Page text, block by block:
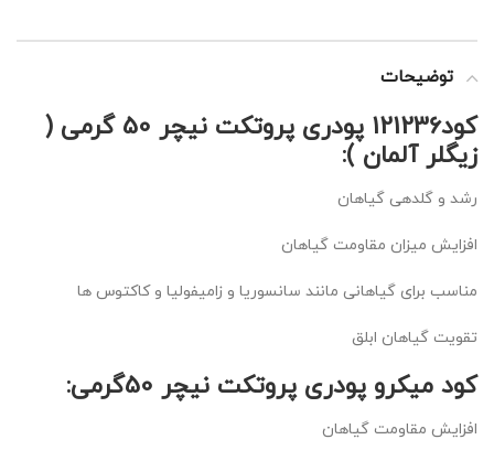
توضیحات
کود121236 پودری پروتکت نیچر 50 گرمی (
زیگلر آلمان ):
رشد و گلدهی گیاهان
افزایش میزان مقاومت گیاهان
مناسب برای گیاهانی مانند سانسوریا و زامیفولیا و کاکتوس ها
تقویت گیاهان ابلق
کود میکرو پودری پروتکت نیچر 50گرمی:
افزایش مقاومت گیاهان